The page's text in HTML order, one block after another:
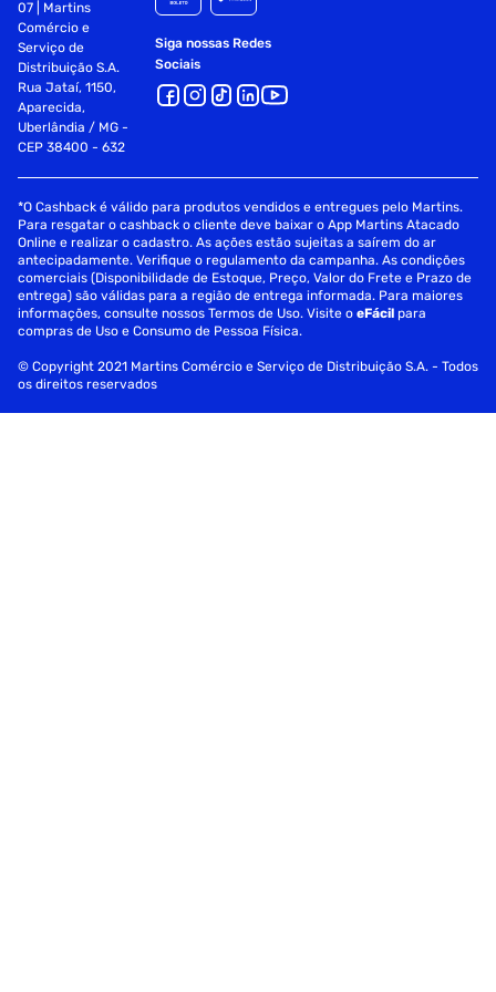
07 | Martins
Comércio e
Serviço de
Distribuição S.A.
Rua Jataí, 1150,
Aparecida,
Uberlândia / MG -
CEP 38400 - 632
Siga nossas Redes
Sociais
*O Cashback é válido para produtos vendidos e entregues pelo Martins.
Para resgatar o cashback o cliente deve baixar o App Martins Atacado
Online e realizar o cadastro. As ações estão sujeitas a saírem do ar
antecipadamente. Verifique o regulamento da campanha. As condições
comerciais (Disponibilidade de Estoque, Preço, Valor do Frete e Prazo de
entrega) são válidas para a região de entrega informada. Para maiores
informações, consulte nossos Termos de Uso. Visite oeFácil para
compras de Uso e Consumo de Pessoa Física.
© Copyright 2021 Martins Comércio e Serviço de Distribuição S.A. - Todos
os direitos reservados